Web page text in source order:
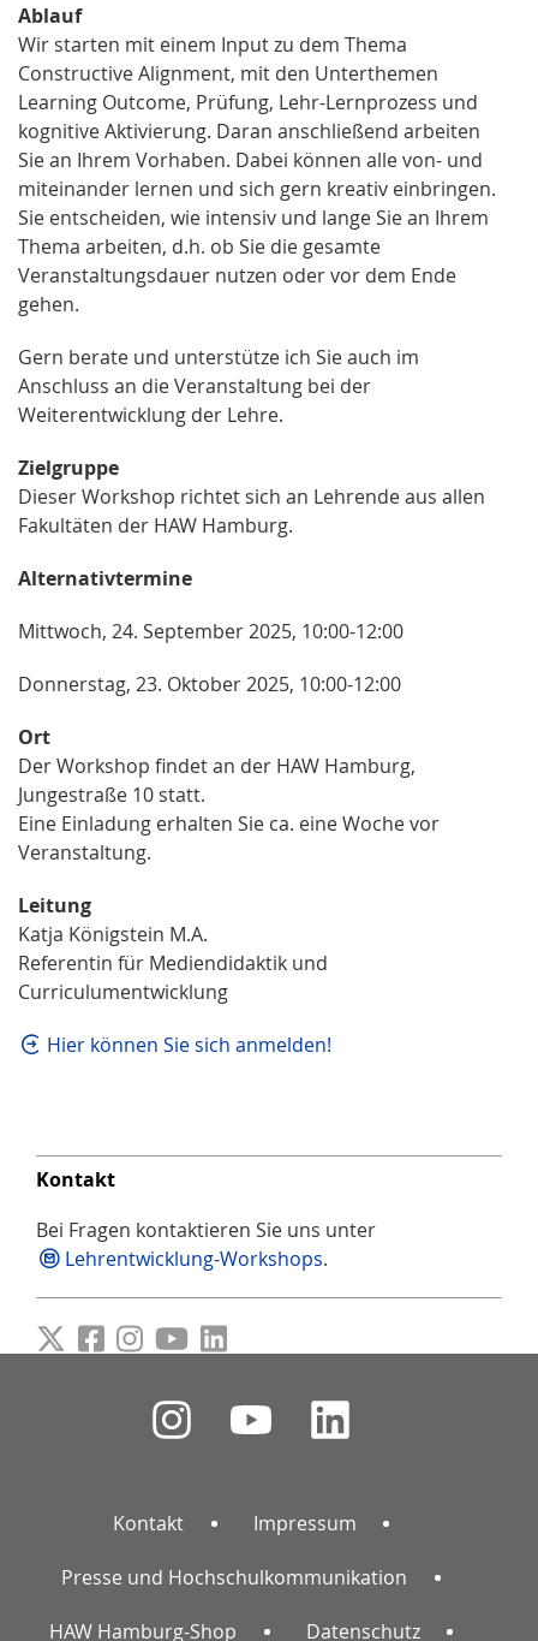
Ablauf
Wir starten mit einem Input zu dem Thema
Constructive Alignment, mit den Unterthemen
Learning Outcome, Prüfung, Lehr-Lernprozess und
kognitive Aktivierung. Daran anschließend arbeiten
Sie an Ihrem Vorhaben. Dabei können alle von- und
miteinander lernen und sich gern kreativ einbringen.
Sie entscheiden, wie intensiv und lange Sie an Ihrem
Thema arbeiten, d.h. ob Sie die gesamte
Veranstaltungsdauer nutzen oder vor dem Ende
gehen.
Gern berate und unterstütze ich Sie auch im
Anschluss an die Veranstaltung bei der
Weiterentwicklung der Lehre.
Zielgruppe
Dieser Workshop richtet sich an Lehrende aus allen
Fakultäten der HAW Hamburg.
Alternativtermine
Mittwoch, 24. September 2025, 10:00-12:00
Donnerstag, 23. Oktober 2025, 10:00-12:00
Ort
Der Workshop findet an der HAW Hamburg,
Jungestraße 10 statt.
Eine Einladung erhalten Sie ca. eine Woche vor
Veranstaltung.
Leitung
Katja Königstein M.A.
Referentin für Mediendidaktik und
Curriculumentwicklung
Hier können Sie sich anmelden!
Kontakt
Bei Fragen kontaktieren Sie uns unter
Lehrentwicklung-Workshops.
Kontakt Impressum
Presse und Hochschulkommunikation
HAW Hamburg-Shop Datenschutz